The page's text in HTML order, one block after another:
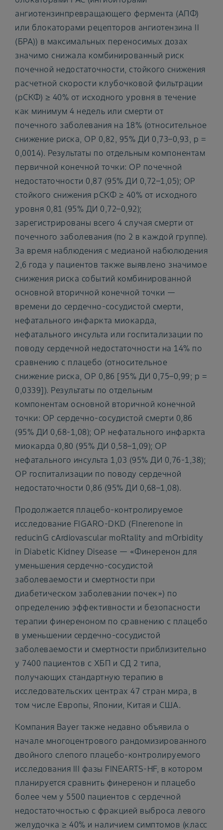
ангиотензинпревращающего фермента (АПФ)
или блокаторами рецепторов ангиотензина II
(БРА)) в максимальных переносимых дозах
значимо снижала комбинированный риск
почечной недостаточности, стойкого снижения
расчетной скорости клубочковой фильтрации
(рСКФ) ≥ 40% от исходного уровня в течение
как минимум 4 недель или смерти от
почечного заболевания на 18% (относительное
снижение риска, ОР 0,82, 95% ДИ 0,73–0,93, р =
0,0014). Результаты по отдельным компонентам
первичной конечной точки: ОР почечной
недостаточности 0,87 (95% ДИ 0,72–1,05); ОР
стойкого снижения рСКФ ≥ 40% от исходного
уровня 0,81 (95% ДИ 0,72–0,92);
зарегистрированы всего 4 случая смерти от
почечного заболевания (по 2 в каждой группе).
За время наблюдения с медианой набюлюдения
2,6 года у пациентов также выявлено значимое
снижения риска событий комбинированной
основной вторичной конечной точки —
времени до сердечно-сосудистой смерти,
нефатального инфаркта миокарда,
нефатального инсульта или госпитализации по
поводу сердечной недостаточности на 14% по
сравнению с плацебо (относительное
снижение риска, ОР 0,86 [95% ДИ 0,75–0,99; р =
0,0339]). Результаты по отдельным
компонентам основной вторичной конечной
точки: ОР сердечно-сосудистой смерти 0,86
(95% ДИ 0,68-1,08); ОР нефатального инфаркта
миокарда 0,80 (95% ДИ 0,58–1,09); ОР
нефатального инсульта 1,03 (95% ДИ 0,76-1,38);
ОР госпитализации по поводу сердечной
недостаточности 0,86 (95% ДИ 0,68–1,08).
Продолжается плацебо-контролируемое
исследование FIGARO-DKD (FInerenone in
reducinG cArdiovascular moRtality and mOrbidity
in Diabetic Kidney Disease — «Финеренон для
уменьшения сердечно-сосудистой
заболеваемости и смертности при
диабетическом заболевании почек») по
определению эффективности и безопасности
терапии финереноном по сравнению с плацебо
в уменьшении сердечно-сосудистой
заболеваемости и смертности приблизительно
у 7400 пациентов с ХБП и СД 2 типа,
получающих стандартную терапию в
исследовательских центрах 47 стран мира, в
том числе Европы, Японии, Китая и США.
Компания Bayer также недавно объявила о
начале многоцентрового рандомизированного
двойного слепого плацебо-контролируемого
исследования III фазы FINEARTS-HF, в котором
планируется сравнить финеренон и плацебо
более чем у 5500 пациентов с сердечной
недостаточностью с фракцией выброса левого
желудочка ≥ 40% и наличием симптомов (класс